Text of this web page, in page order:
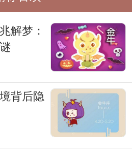
地则代表着过去的遗憾
中翱翔，可能意味着梦
对未来的期待，以及对
探寻。
的深层含义，他认为每
心情感和思想的外在反
地中的梦境并不是简单
梦者要关注自己内心深
解梦：
背后隐